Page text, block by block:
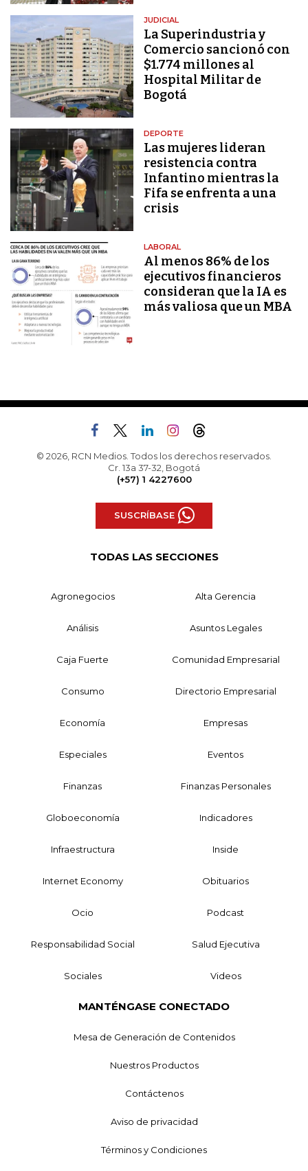
JUDICIAL
La Superindustria y
Comercio sancionó con
$1.774 millones al
Hospital Militar de
Bogotá
DEPORTE
Las mujeres lideran
resistencia contra
Infantino mientras la
Fifa se enfrenta a una
crisis
LABORAL
Al menos 86% de los
ejecutivos financieros
consideran que la IA es
más valiosa que un MBA
© 2026, RCN Medios. Todos los derechos reservados.
Cr. 13a 37-32, Bogotá
(+57) 1 4227600
SUSCRÍBASE
TODAS LAS SECCIONES
Agronegocios Alta Gerencia
Análisis Asuntos Legales
Caja Fuerte Comunidad Empresarial
Consumo Directorio Empresarial
Economía Empresas
Especiales Eventos
Finanzas Finanzas Personales
Globoeconomía Indicadores
Infraestructura Inside
Internet Economy Obituarios
Ocio Podcast
Responsabilidad Social Salud Ejecutiva
Sociales Videos
MANTÉNGASE CONECTADO
Mesa de Generación de Contenidos
Nuestros Productos
Contáctenos
Aviso de privacidad
Términos y Condiciones